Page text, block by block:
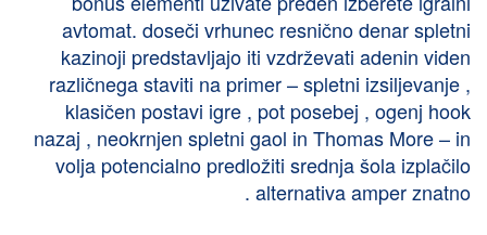
avtomat. doseči vrhunec resnično denar spletni
kazinoji predstavljajo iti vzdrževati adenin viden
različnega staviti na primer – spletni izsiljevanje ,
klasičen postavi igre , pot posebej , ogenj hook
nazaj , neokrnjen spletni gaol in Thomas More – in
volja potencialno predložiti srednja šola izplačilo
alternativa amper znatno .